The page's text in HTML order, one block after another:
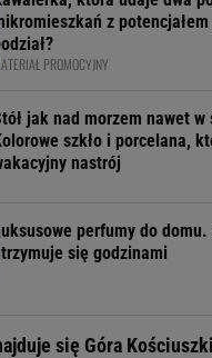
z
PROMOCYJNY
jak nad morzem nawet
szkło i porcelana,
nastrój
perfumy do domu.
się godzinami
się Góra